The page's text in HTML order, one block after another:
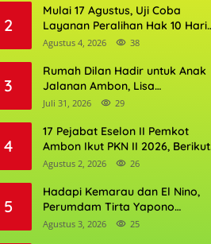
2
Mulai 17 Agustus, Uji Coba
Layanan Peralihan Hak 10 Hari
di 15 Kantor Pertanahan
Agustus 4, 2026 38
3
Rumah Dilan Hadir untuk Anak
Jalanan Ambon, Lisa
Wattimena: Tak Ada Anak yang
Depannya
Juli 31, 2026 29
4
17 Pejabat Eselon II Pemkot
Ambon Ikut PKN II 2026, Berikut
Daftarnya
Agustus 2, 2026 26
5
Hadapi Kemarau dan El Nino,
Perumdam Tirta Yapono
Perkuat Cadangan Air Ambon
Agustus 3, 2026 25